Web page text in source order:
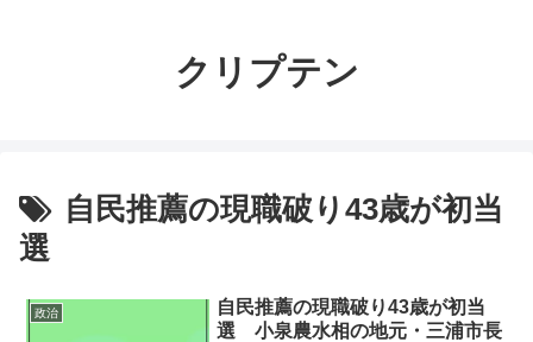
クリプテン
自民推薦の現職破り43歳が初当
選
政治
自民推薦の現職破り43歳が初当
選 小泉農水相の地元・三浦市長